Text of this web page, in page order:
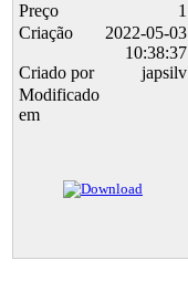
Preço
1
Criação
2022-05-03
10:38:37
Criado por
japsilv
Modificado
em